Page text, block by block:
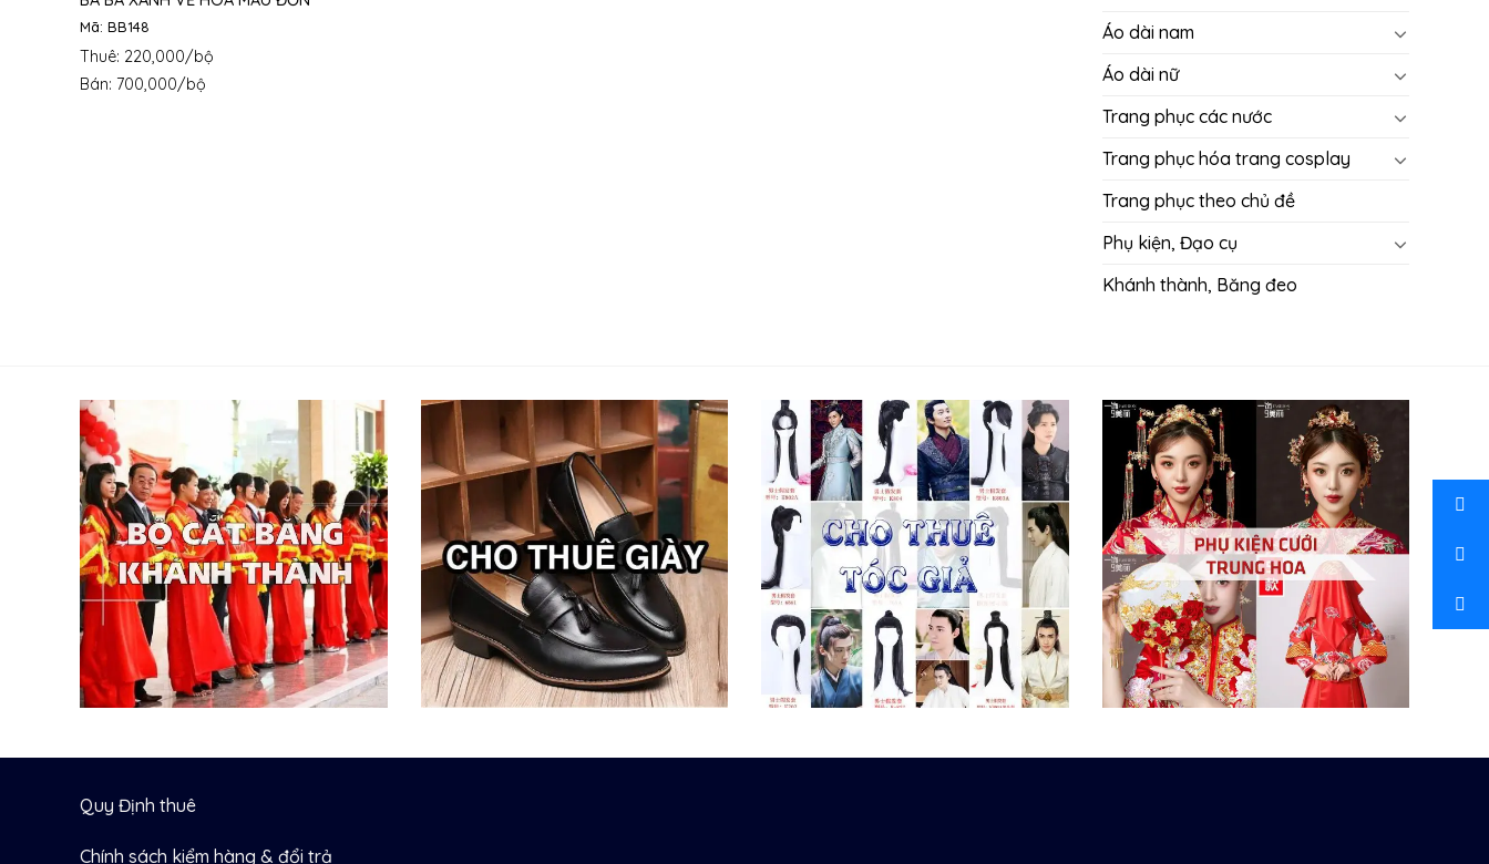
Mã: BB148
Thuê: 220,000/bộ
Bán: 700,000/bộ
Áo dài nam
Áo dài nữ
Trang phục các nước
Trang phục hóa trang cosplay
Trang phục theo chủ đề
Phụ kiện, Đạo cụ
Khánh thành, Băng đeo
Quy Định thuê
Chính sách kiểm hàng & đổi trả